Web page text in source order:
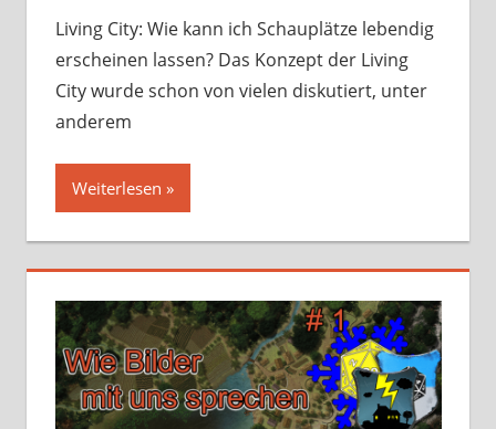
Living City: Wie kann ich Schauplätze lebendig
erscheinen lassen? Das Konzept der Living
City wurde schon von vielen diskutiert, unter
anderem
Weiterlesen